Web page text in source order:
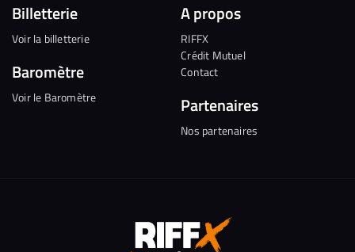
Billetterie
Voir la billetterie
Baromètre
Voir le Baromètre
A propos
RIFFX
Crédit Mutuel
Contact
Partenaires
Nos partenaires